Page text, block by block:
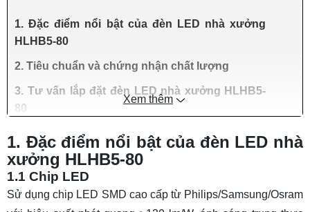
1. Đặc điểm nổi bật của đèn LED nhà xưởng
HLHB5-80
2. Tiêu chuẩn và chứng nhận chất lượng
3. Tư vấn lắp đặt đèn LED nhà xưởng HLHB5-
80
Xem thêm
1. Đặc điểm nổi bật của đèn LED nhà
xưởng HLHB5-80
1.1 Chip LED
Sử dụng chip LED SMD cao cấp từ Philips/Samsung/Osram